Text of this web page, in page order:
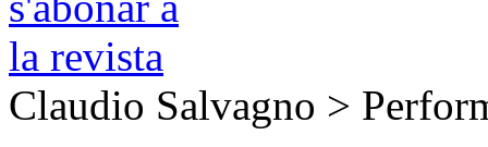
Claudio Salvagno >